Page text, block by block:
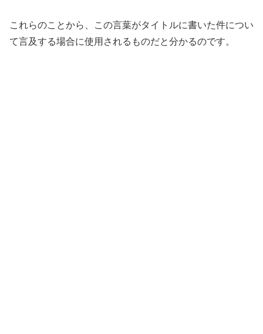
これらのことから、この言葉がタイトルに書いた件につい
て言及する場合に使用されるものだと分かるのです。